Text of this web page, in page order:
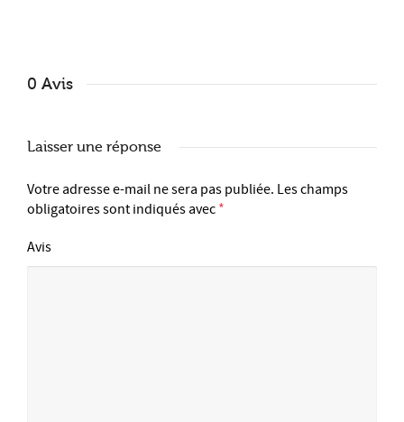
0 Avis
Laisser une réponse
Votre adresse e-mail ne sera pas publiée. Les champs
obligatoires sont indiqués avec *
Avis